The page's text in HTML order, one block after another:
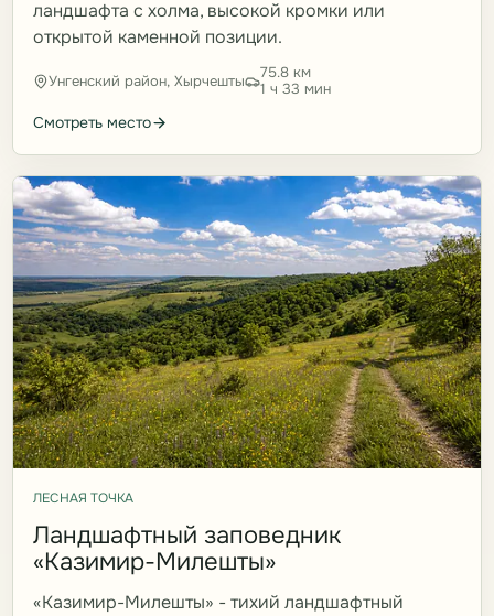
ландшафта с холма, высокой кромки или
открытой каменной позиции.
Унгенский район, Хырчешты
75.8 км
1 ч 33 мин
Смотреть место
ЛЕСНАЯ ТОЧКА
Ландшафтный заповедник
«Казимир-Милешты»
«Казимир-Милешты» - тихий ландшафтный